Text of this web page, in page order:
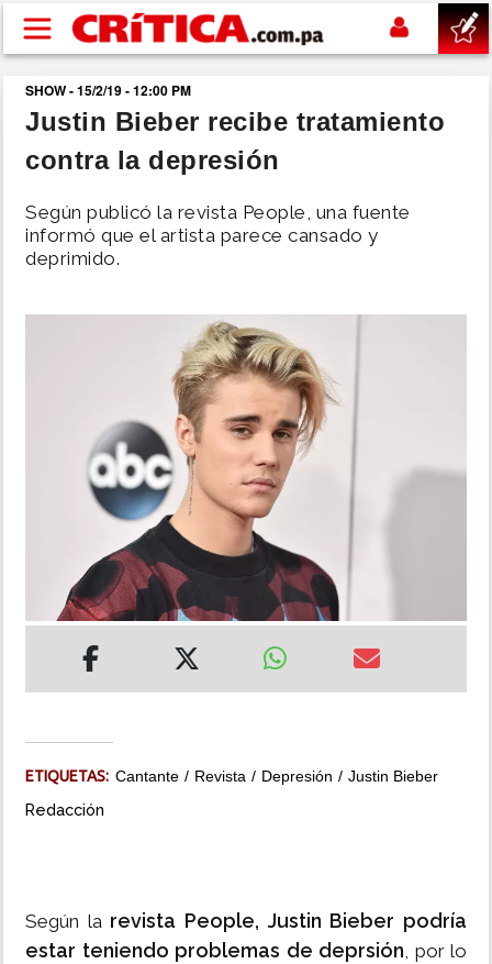
Pasar al contenido principal
buscar
SUCESOS
NACIONAL
MULTIMEDIA
IMPRESO
SHOW - 15/2/19 - 12:00 PM
Justin Bieber recibe tratamiento
contra la depresión
Según publicó la revista People, una fuente
informó que el artista parece cansado y
deprimido.
ETIQUETAS: Cantante Revista Depresión Justin Bieber
Redacción
Según la revista People, Justin Bieber podría
estar teniendo problemas de deprsión, por lo